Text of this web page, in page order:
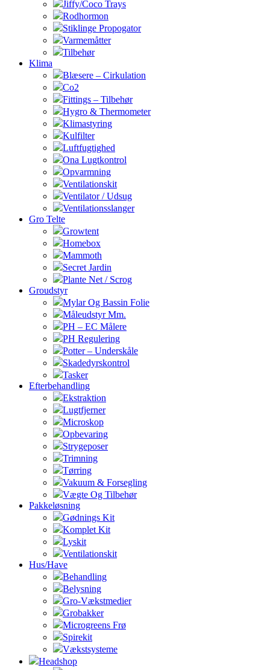
Jiffy/Coco Trays
Rodhormon
Stiklinge Propogator
Varmemåtter
Tilbehør
Klima
Blæsere – Cirkulation
Co2
Fittings – Tilbehør
Hygro & Thermometer
Klimastyring
Kulfilter
Luftfugtighed
Ona Lugtkontrol
Opvarmning
Ventilationskit
Ventilator / Udsug
Ventilationsslanger
Gro Telte
Growtent
Homebox
Mammoth
Secret Jardin
Plante Net / Scrog
Groudstyr
Mylar Og Bassin Folie
Måleudstyr Mm.
PH – EC Målere
PH Regulering
Potter – Underskåle
Skadedyrskontrol
Tasker
Efterbehandling
Ekstraktion
Lugtfjerner
Microskop
Opbevaring
Strygeposer
Trimning
Tørring
Vakuum & Forsegling
Vægte Og Tilbehør
Pakkeløsning
Gødnings Kit
Komplet Kit
Lyskit
Ventilationskit
Hus/Have
Behandling
Belysning
Gro-Vækstmedier
Grobakker
Microgreens Frø
Spirekit
Vækstsysteme
Headshop